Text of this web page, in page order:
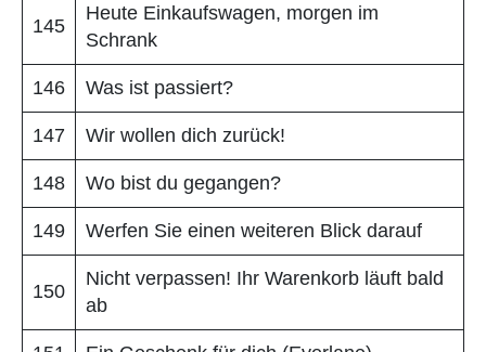
145
Heute Einkaufswagen, morgen im
Schrank
146 Was ist passiert?
147 Wir wollen dich zurück!
148 Wo bist du gegangen?
149 Werfen Sie einen weiteren Blick darauf
150
Nicht verpassen! Ihr Warenkorb läuft bald
ab